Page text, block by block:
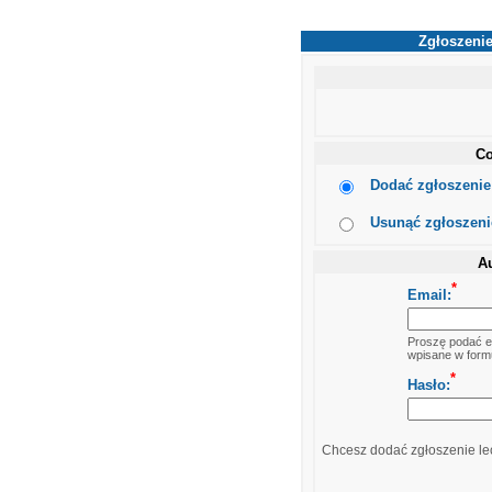
Dodać
Usunąć
Email:*
Proszę podać
wpisane w
Hasło:*
Chcesz dodać zgłoszenie